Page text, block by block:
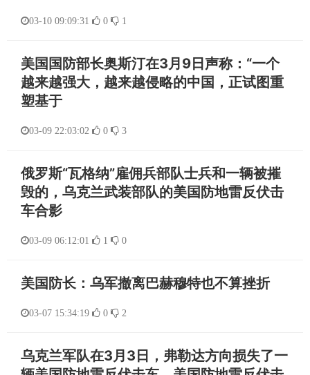
03-10 09:09:31 0 1
美国国防部长奥斯汀在3月9日声称：“一个
越来越强大，越来越侵略的中国，正试图重
塑基于
03-09 22:03:02 0 3
俄罗斯“瓦格纳”雇佣兵部队士兵和一辆被摧
毁的，乌克兰武装部队的美国防地雷反伏击
车合影
03-09 06:12:01 1 0
美国防长：乌军撤离巴赫穆特也不算挫折
03-07 15:34:19 0 2
乌克兰军队在3月3日，弗勒达方向损失了一